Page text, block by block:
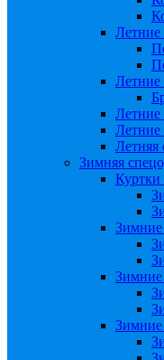
Летние
Летние
Летние
Летние
Летняя
Зимняя
Куртки
Зимние